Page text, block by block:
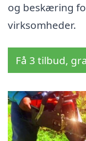
og beskæring
virksomheder.
Få 3 tilbud,